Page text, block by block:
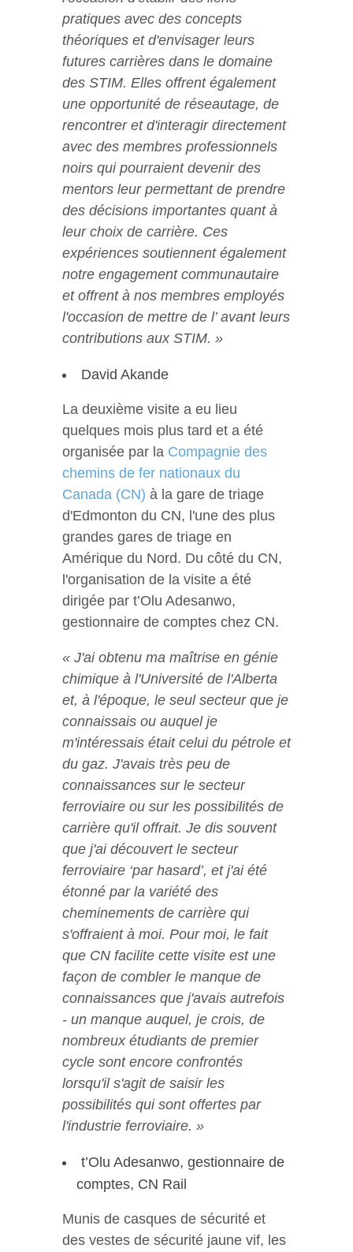
pratiques avec des concepts
théoriques et d'envisager leurs
futures carrières dans le domaine
des STIM. Elles offrent également
une opportunité de réseautage, de
rencontrer et d'interagir directement
avec des membres professionnels
noirs qui pourraient devenir des
mentors leur permettant de prendre
des décisions importantes quant à
leur choix de carrière. Ces
expériences soutiennent également
notre engagement communautaire
et offrent à nos membres employés
l'occasion de mettre de l’ avant leurs
contributions aux STIM. »
David Akande
La deuxième visite a eu lieu
quelques mois plus tard et a été
organisée par la Compagnie des
chemins de fer nationaux du
Canada (CN) à la gare de triage
d'Edmonton du CN, l'une des plus
grandes gares de triage en
Amérique du Nord. Du côté du CN,
l'organisation de la visite a été
dirigée par t’Olu Adesanwo,
gestionnaire de comptes chez CN.
« J'ai obtenu ma maîtrise en génie
chimique à l'Université de l'Alberta
et, à l'époque, le seul secteur que je
connaissais ou auquel je
m'intéressais était celui du pétrole et
du gaz. J'avais très peu de
connaissances sur le secteur
ferroviaire ou sur les possibilités de
carrière qu'il offrait. Je dis souvent
que j'ai découvert le secteur
ferroviaire ‘par hasard’, et j'ai été
étonné par la variété des
cheminements de carrière qui
s'offraient à moi. Pour moi, le fait
que CN facilite cette visite est une
façon de combler le manque de
connaissances que j'avais autrefois
- un manque auquel, je crois, de
nombreux étudiants de premier
cycle sont encore confrontés
lorsqu'il s'agit de saisir les
possibilités qui sont offertes par
l'industrie ferroviaire. »
t’Olu Adesanwo, gestionnaire de
comptes, CN Rail
Munis de casques de sécurité et
des vestes de sécurité jaune vif, les